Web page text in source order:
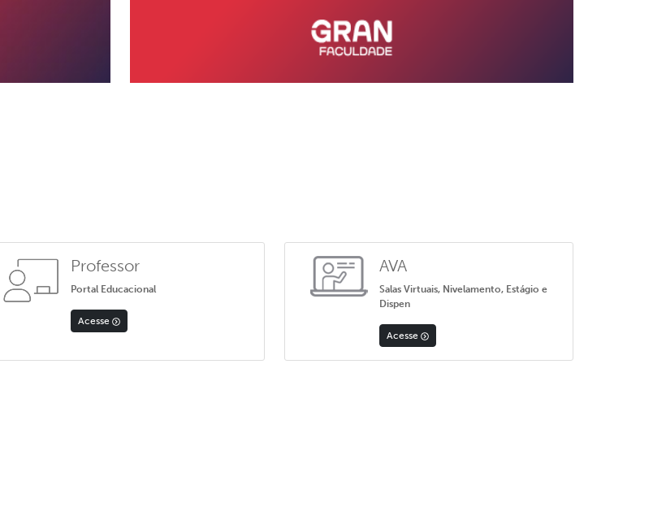
Professor
Portal Educacional
Acesse
AVA
Salas Virtuais, Nivelamento, Estágio e
Dispen
Acesse